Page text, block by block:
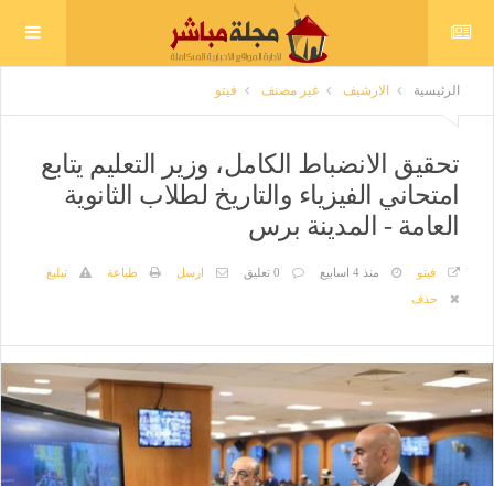
الرئيسية الارشيف غير مصنف فيتو
تحقيق الانضباط الكامل، وزير التعليم يتابع
امتحاني الفيزياء والتاريخ لطلاب الثانوية
العامة - المدينة برس
فيتو منذ 4 اسابيع 0 تعليق ارسل طباعة
تبليغ
حذف